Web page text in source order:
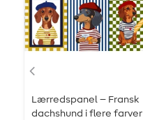
Lærredspanel – Fransk
dachshund i flere farver